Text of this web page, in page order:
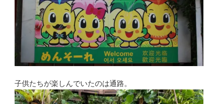
子供たちが楽しんでいたのは通路。